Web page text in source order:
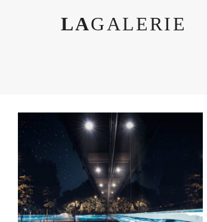
LAGALERIE